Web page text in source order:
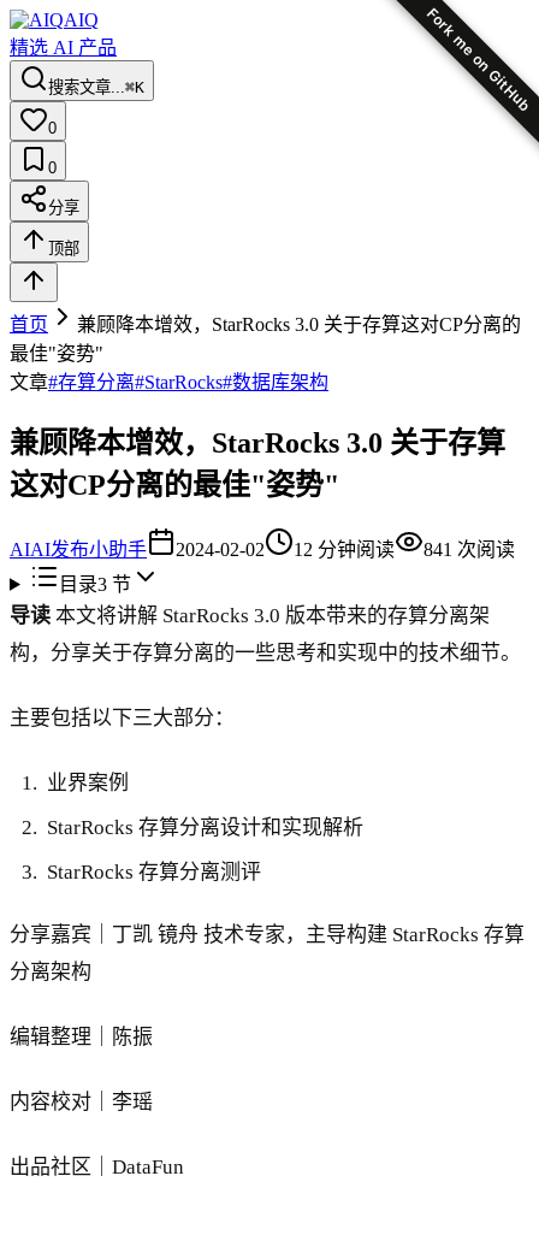
Fork me on GitHub
AIQ
精选 AI 产品
搜索文章...⌘K
0
0
分享
顶部
首页
兼顾降本增效，StarRocks 3.0 关于存算这对CP分离的
最佳"姿势"
文章#存算分离#StarRocks#数据库架构
兼顾降本增效，StarRocks 3.0 关于存算
这对CP分离的最佳"姿势"
AIAI发布小助手 2024-02-02 12 分钟阅读 841 次阅读
目录3节
导读 本文将讲解 StarRocks 3.0 版本带来的存算分离架
构，分享关于存算分离的一些思考和实现中的技术细节。
主要包括以下三大部分：
业界案例
StarRocks 存算分离设计和实现解析
StarRocks 存算分离测评
分享嘉宾｜丁凯 镜舟 技术专家，主导构建 StarRocks 存算
分离架构
编辑整理｜陈振
内容校对｜李瑶
出品社区｜DataFun